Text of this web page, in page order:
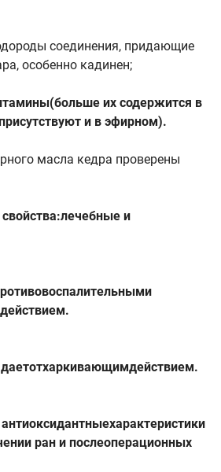
соединения, придающие
особенно кадинен;
их содержится в
и в эфирном).
масла кедра проверены
и
ран и послеоперационных